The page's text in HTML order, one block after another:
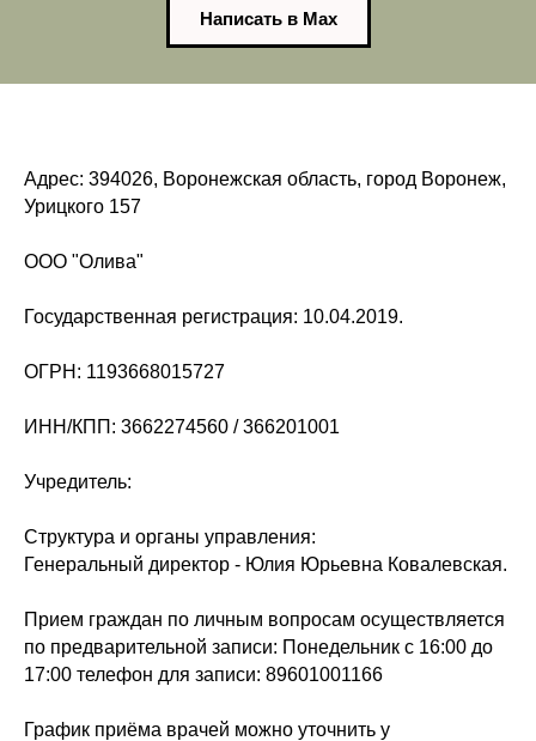
Написать в Max
Адрес: 394026, Воронежская область, город Воронеж,
Урицкого 157
ООО "Олива"
Государственная регистрация: 10.04.2019.
ОГРН: 1193668015727
ИНН/КПП: 3662274560 / 366201001
Учредитель:
Структура и органы управления:
Генеральный директор - Юлия Юрьевна Ковалевская.
Прием граждан по личным вопросам осуществляется
по предварительной записи: Понедельник с 16:00 до
17:00 телефон для записи: 89601001166
График приёма врачей можно уточнить у